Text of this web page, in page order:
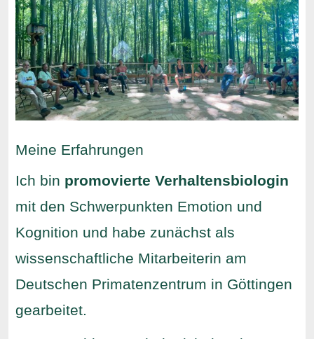
Meine Erfahrungen
Ich bin promovierte Verhaltensbiologin
mit den Schwerpunkten Emotion und
Kognition und habe zunächst als
wissenschaftliche Mitarbeiterin am
Deutschen Primatenzentrum in Göttingen
gearbeitet.